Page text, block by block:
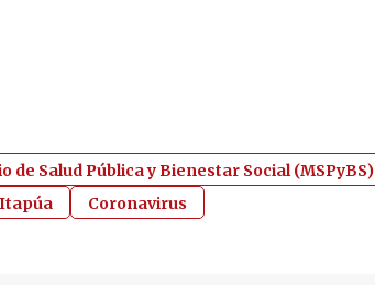
de Salud Pública y Bienestar Social (MSPyBS)
Itapúa Coronavirus